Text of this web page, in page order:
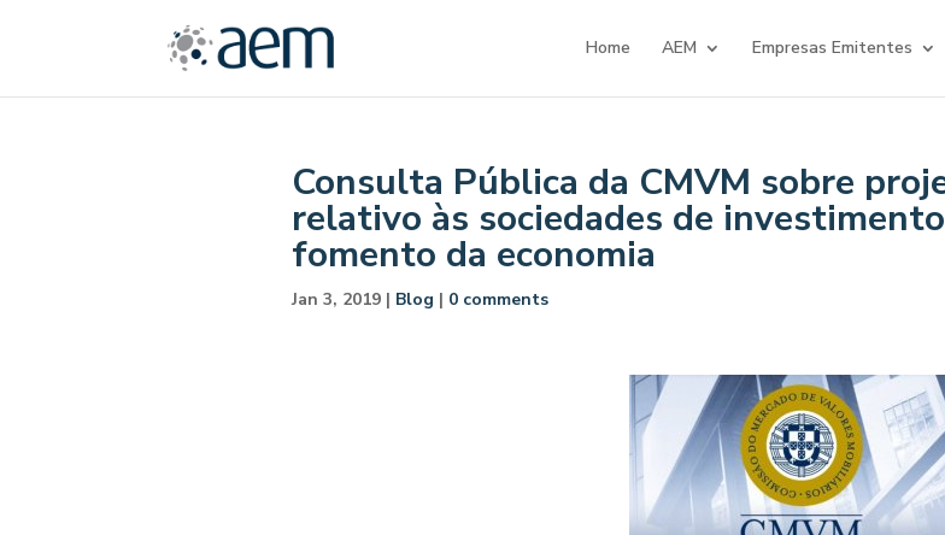
Home AEM Empresas Emitentes
Consulta Pública da CMVM sobre
relativo às sociedades de
fomento da economia
Jan 3, 2019| Blog | 0 comments